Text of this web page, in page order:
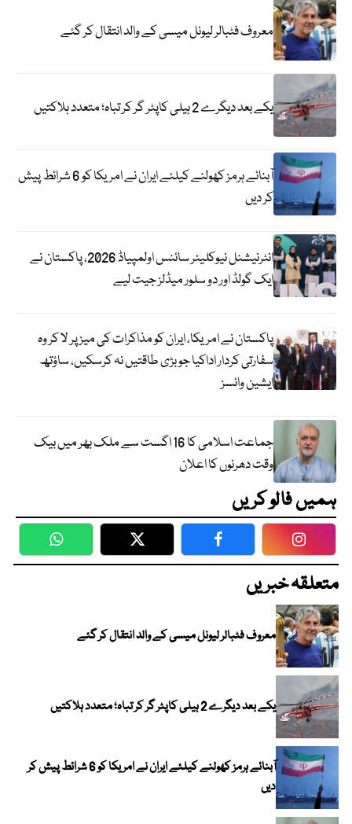
معروف فٹبالر لیونل میسی کے والد انتقال کر گئے
یکے بعد دیگرے 2 ہیلی کاپٹر گر کر تباہ؛ متعدد ہلاکتیں
آبنائے ہرمز کھولنے کیلئے ایران نے امریکا کو 6 شرائط پیش
کر دیں
انٹرنیشنل نیوکلیئر سائنس اولمپیاڈ 2026، پاکستان نے
ایک گولڈ اور دو سلور میڈلز جیت لیے
پاکستان نے امریکا، ایران کو مذاکرات کی میز پر لا کر وہ
سفارتی کردار اداکیا جو بڑی طاقتیں نہ کرسکیں، ساؤتھ
ایشین وائسز
جماعت اسلامی کا 16 اگست سے ملک بھر میں بیک
وقت دھرنوں کا اعلان
ہمیں فالو کریں
WhatsApp Twitter Facebook
متعلقہ خبریں
معروف فٹبالر لیونل میسی کے والد انتقال کر گئے
یکے بعد دیگرے 2 ہیلی کاپٹر گر کر تباہ؛ متعدد ہلاکتیں
آبنائے ہرمز کھولنے کیلئے ایران نے امریکا کو 6 شرائط پیش کر
دیں